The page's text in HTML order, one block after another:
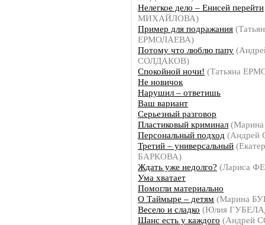
Нелегкое дело – Енисей перейти
МИХАЙЛОВА)
Пример для подражания
ЕРМОЛАЕВА)
Потому что люблю папу
СОЛДАКОВ)
Спокойной ночи! (Татьяна
Не новичок
Нарушил – ответишь
Ваш вариант
Серьезный разговор
Пластиковый криминал
Персональный подход
Третий – универсальный
БАРКОВА)
Ждать уже недолго? (Лариса
Ума хватает
Помогли материально
О Таймыре – детям (Марина
Весело и сладко (Юлия
Шанс есть у каждого (Андрей